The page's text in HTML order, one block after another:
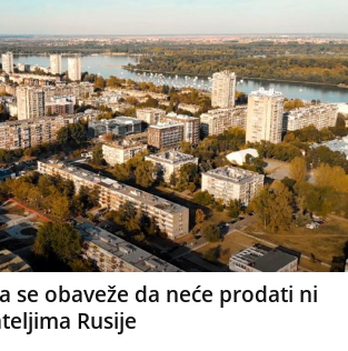
se obaveže da neće prodati ni
Rusije